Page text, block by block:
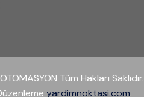
Tüm Hakları Saklıdır.
yardimnoktasi.com.